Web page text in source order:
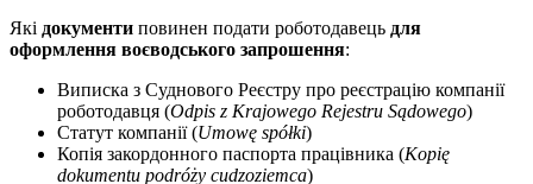
Які документи повинен подати роботодавець для
оформлення воєводського запрошення:
Виписка з Суднового Реєстру про реєстрацію компанії
роботодавця (Odpis z Krajowego Rejestru Sądowego)
Статут компанії (Umowę spółki)
Копія закордонного паспорта працівника (Kopię
dokumentu podróży cudzoziemca)